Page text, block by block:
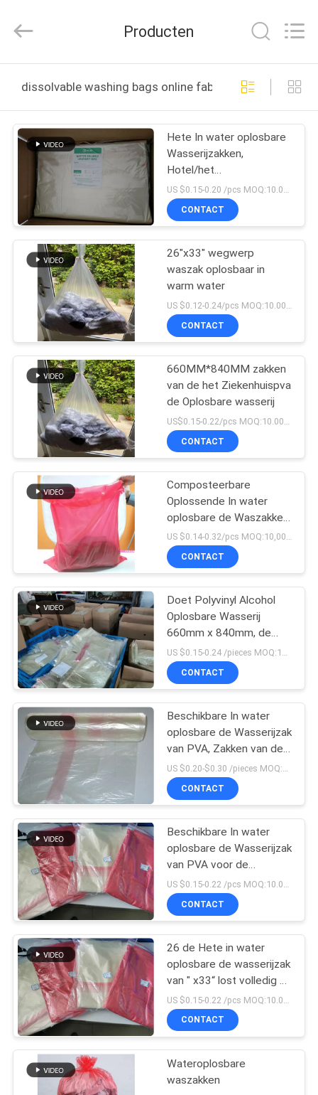
PRODUCTEN
OVER
ONS
FABRIEKSTOCHT
KWALITEITSCONTROLE
NIEUWS
VRAAG
EEN
OFFERTE
SITEMAP
PRIVACY
POLICY
Greencradleland
Macromolecule
Ltd..
Reserved.
Producten
dissolvable washing bags online fabricage
Hete In water oplosbare
Wasserijzakken,
Hotel/het
Ziekenhuiszakken van
Polyvinyl Alcohol de
Oplossende Was
US $0.15-0.20 /pcs MOQ:10.000 PCs
CONTACT
26"x33" wegwerp
waszak oplosbaar in
warm water
CONTACT
660MM*840MM zakken
van de het Ziekenhuispva
de Oplosbare wasserij
CONTACT
Composteerbare
Oplossende In water
oplosbare de Waszakken
van PVOH
US $0.14-0.32/pcs MOQ:10,000pcs
CONTACT
Doet Polyvinyl Alcohol
Oplosbare Wasserij
660mm x 840mm, de
zakken van 8 pakkenx25
in zakken
US $0.15-0.24 /pieces MOQ:101000 stuks
CONTACT
Beschikbare In water
oplosbare de Wasserijzak
van PVA, Zakken van de
het Ziekenhuis de
Oplosbare Was
CONTACT
Beschikbare In water
oplosbare de Wasserijzak
van PVA voor de
Controle van de het
Ziekenhuisbesmetting
CONTACT
26 de Hete in water
oplosbare de wasserijzak
van " x33“ lost volledig bij
65 graad op - ontruim
CONTACT
Wateroplosbare
waszakken